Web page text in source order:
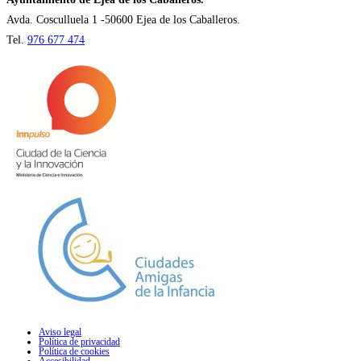
pestaña
Avda. Cosculluela 1 -50600 Ejea de los Caballeros.
Tel. 976 677 474
Aviso legal
Política de privacidad
Política de cookies